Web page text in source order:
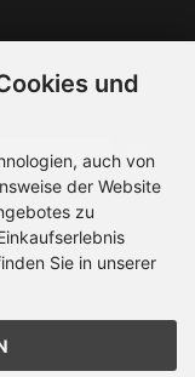
Kundenkonto
und
auch von
der Website
zu
Sie in unserer